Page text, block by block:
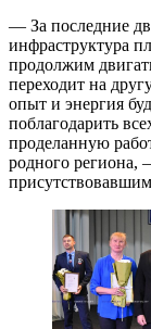
— За последние
инфраструктура
продолжим
переходит на
опыт и энергия
поблагодарить
проделанную
родного региона,